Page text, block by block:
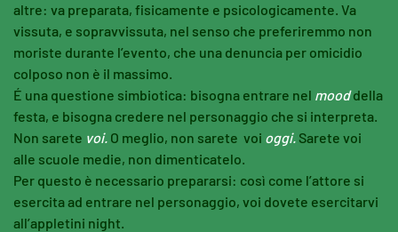
altre: va preparata, fisicamente e psicologicamente. Va
vissuta, e sopravvissuta, nel senso che preferiremmo non
moriste durante l’evento, che una denuncia per omicidio
colposo non è il massimo.
É una questione simbiotica: bisogna entrare nel mooddella
festa, e bisogna credere nel personaggio che si interpreta.
Non sarete voi. O meglio, non sarete voi oggi. Sarete voi
alle scuole medie, non dimenticatelo.
Per questo è necessario prepararsi: così come l’attore si
esercita ad entrare nel personaggio, voi dovete esercitarvi
all’appletini night.